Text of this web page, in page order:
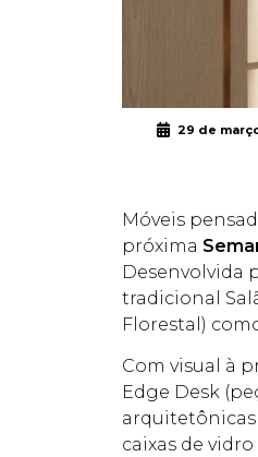
29 de
Móveis
próxima
Desenvolvida
tradicional
Florestal)
Com visual à
Edge Desk
arquitetônicas
caixas de